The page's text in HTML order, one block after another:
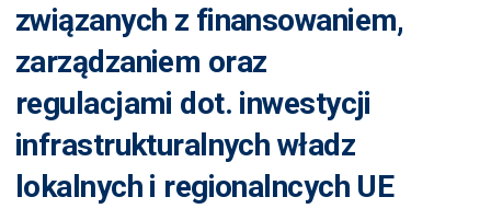
związanych z finansowaniem,
zarządzaniem oraz
regulacjami dot. inwestycji
infrastrukturalnych władz
lokalnych i regionalncych UE